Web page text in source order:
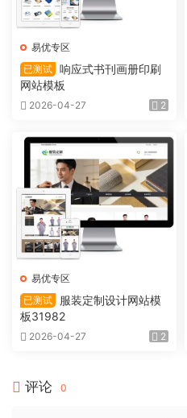
易优专区
已测试 响应式书刊画册印刷
网站模板
2026-04-27 2
易优专区
已测试
服装定制设计网站模
板31982
2026-04-27 2
评论 0